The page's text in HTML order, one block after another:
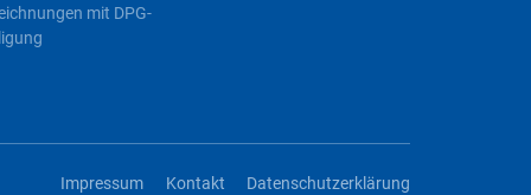
mit DPG-
Impressum Kontakt Datenschutzerklärung